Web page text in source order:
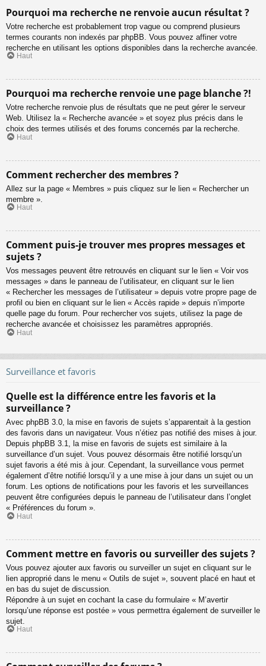
Pourquoi ma recherche ne renvoie aucun résultat ?
Votre recherche est probablement trop vague ou comprend plusieurs
termes courants non indexés par phpBB. Vous pouvez affiner votre
recherche en utilisant les options disponibles dans la recherche avancée.
Haut
Pourquoi ma recherche renvoie une page blanche ?!
Votre recherche renvoie plus de résultats que ne peut gérer le serveur
Web. Utilisez la « Recherche avancée » et soyez plus précis dans le
choix des termes utilisés et des forums concernés par la recherche.
Haut
Comment rechercher des membres ?
Allez sur la page « Membres » puis cliquez sur le lien « Rechercher un
membre ».
Haut
Comment puis-je trouver mes propres messages et
sujets ?
Vos messages peuvent être retrouvés en cliquant sur le lien « Voir vos
messages » dans le panneau de l’utilisateur, en cliquant sur le lien
« Rechercher les messages de l’utilisateur » depuis votre propre page de
profil ou bien en cliquant sur le lien « Accès rapide » depuis n’importe
quelle page du forum. Pour rechercher vos sujets, utilisez la page de
recherche avancée et choisissez les paramètres appropriés.
Haut
Surveillance et favoris
Quelle est la différence entre les favoris et la
surveillance ?
Avec phpBB 3.0, la mise en favoris de sujets s’apparentait à la gestion
des favoris dans un navigateur. Vous n’étiez pas notifié des mises à jour.
Depuis phpBB 3.1, la mise en favoris de sujets est similaire à la
surveillance d’un sujet. Vous pouvez désormais être notifié lorsqu’un
sujet favoris a été mis à jour. Cependant, la surveillance vous permet
également d’être notifié lorsqu’il y a une mise à jour dans un sujet ou un
forum. Les options de notifications pour les favoris et les surveillances
peuvent être configurées depuis le panneau de l’utilisateur dans l’onglet
« Préférences du forum ».
Haut
Comment mettre en favoris ou surveiller des sujets ?
Vous pouvez ajouter aux favoris ou surveiller un sujet en cliquant sur le
lien approprié dans le menu « Outils de sujet », souvent placé en haut et
en bas du sujet de discussion.
Répondre à un sujet en cochant la case du formulaire « M’avertir
lorsqu’une réponse est postée » vous permettra également de surveiller le
sujet.
Haut